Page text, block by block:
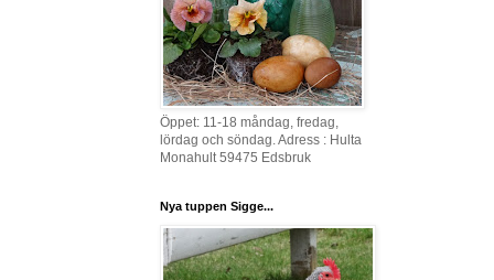
Öppet: 11-18 måndag, fredag,
lördag och söndag. Adress : Hulta
Monahult 59475 Edsbruk
Nya tuppen Sigge...